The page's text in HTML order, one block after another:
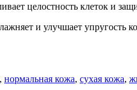
целостность клеток и
и улучшает упругость
, нормальная кожа, сухая кожа,